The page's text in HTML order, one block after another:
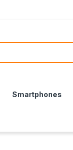
Smartphones